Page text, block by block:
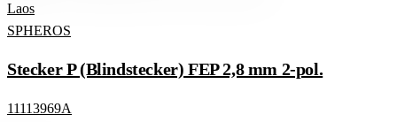
Laos
SPHEROS
Stecker P (Blindstecker) FEP 2,8 mm 2-pol.
11113969A